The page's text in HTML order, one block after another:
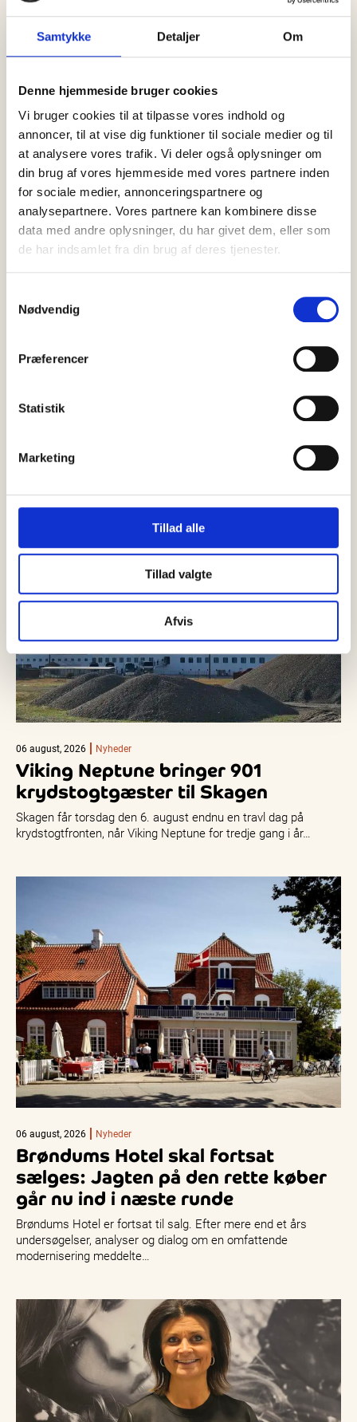
Samtykke Detaljer Om
Denne hjemmeside bruger cookies
Vi bruger cookies til at tilpasse vores indhold og
annoncer, til at vise dig funktioner til sociale medier og til
at analysere vores trafik. Vi deler også oplysninger om
din brug af vores hjemmeside med vores partnere inden
for sociale medier, annonceringspartnere og
analysepartnere. Vores partnere kan kombinere disse
data med andre oplysninger, du har givet dem, eller som
de har indsamlet fra din brug af deres tjenester.
Nødvendig
Præferencer
Statistik
Marketing
Tillad alle
Tillad valgte
Afvis
Skagen Fyrmino – en vandreoplevelse
4 timers guidet tur fra kl. 10.00
pejlemærker.
Læs mere og bestil ligeher
Skagen Bio: Familien Adams 2
Kl. 13.30
Læs mere og køb billether
Skagen Bio: Nowhere Special
Kl. 16.00
Læs mere og køb billet
her
SENESTE
06 august, 2026 Nyheder
Viking Neptune bringer 901
krydstogtgæster til Skagen
Skagen får torsdag den 6. august endnu en travl dag på
krydstogtfronten, når Viking Neptune for tredje gang i år…
06 august, 2026 Nyheder
Brøndums Hotel skal fortsat
sælges: Jagten på den rette køber
går nu ind i næste runde
Brøndums Hotel er fortsat til salg. Efter mere end et års
undersøgelser, analyser og dialog om en omfattende
modernisering meddelte…